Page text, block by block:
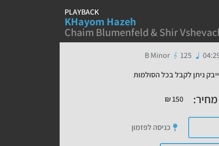
PLAYBACK
KHayom Hazeh
Chaim Blumenfeld & Shir
125
B Minor
ניתן לקבל בכל הסולמות
מחיר: ₪150
כניסה לפזמון